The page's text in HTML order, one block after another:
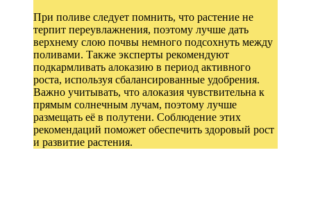
При поливе следует помнить, что растение не
терпит переувлажнения, поэтому лучше дать
верхнему слою почвы немного подсохнуть между
поливами. Также эксперты рекомендуют
подкармливать алоказию в период активного
роста, используя сбалансированные удобрения.
Важно учитывать, что алоказия чувствительна к
прямым солнечным лучам, поэтому лучше
размещать её в полутени. Соблюдение этих
рекомендаций поможет обеспечить здоровый рост
и развитие растения.